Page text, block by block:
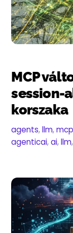
MCP
session-
korszaka
agents,llm,
agenticai,ai,llm